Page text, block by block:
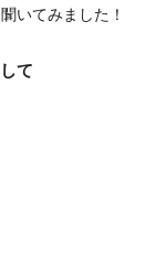
いてみました！
て